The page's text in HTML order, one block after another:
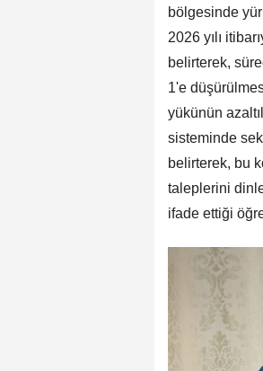
bölgesinde
2026 yılı
belirterek,
1'e
yükünün
sisteminde
belirterek, bu
taleplerini
ifade ettiği